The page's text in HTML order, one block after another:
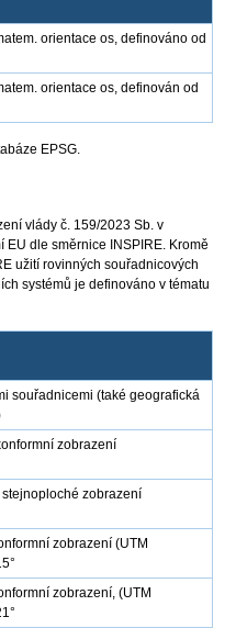
orientace os, definováno od
orientace os, definován od
EPSG.
vlády č. 159/2023 Sb. v
dle směrnice INSPIRE. Kromě
užití rovinných souřadnicových
systémů je definováno v tématu
souřadnicemi (také geografická
zobrazení
zobrazení
zobrazení (UTM
zobrazení, (UTM